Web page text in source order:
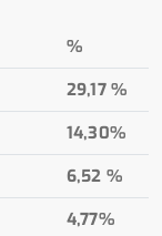
%
29,17 %
14,30%
6,52 %
4,77%